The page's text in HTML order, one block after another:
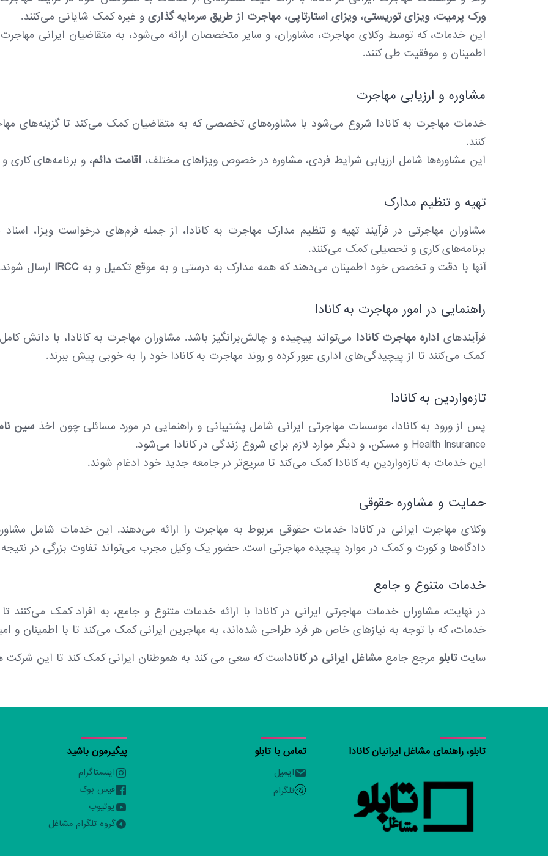
s
p
i
n
a
o
ورک پرمیت، ویزای توریستی، ویزای استارتاپی، مهاجرت از طریق سرمایه گذاری و غیره کمک شایانی می‌کنند.
این خدمات، که توسط وکلای مهاجرت، مشاوران، و سایر متخصصان ارائه می‌شود، به متقاضیان ایرانی
اطمینان و موفقیت طی کنند.
مشاوره و ارزیابی مهاجرت
خدمات مهاجرت به کانادا شروع می‌شود با مشاوره‌های تخصصی که به متقاضیان کمک می‌کند تا گزینه‌های
کنند.
این مشاوره‌ها شامل ارزیابی شرایط فردی، مشاوره در خصوص ویزاهای مختلف، اقامت دائم، و برنامه‌های
تهیه و تنظیم مدارک
مشاوران مهاجرتی در فرآیند تهیه و تنظیم مدارک مهاجرت به کانادا، از جمله فرم‌های درخواست ویزا،
برنامه‌های کاری و تحصیلی کمک می‌کنند.
آنها با دقت و تخصص خود اطمینان می‌دهند که همه مدارک به درستی و به موقع تکمیل و به IRCC ارسال
راهنمایی در امور مهاجرت به کانادا
فرآیندهایاداره مهاجرت کانادا می‌تواند پیچیده و چالش‌برانگیز باشد. مشاوران مهاجرت به کانادا، با دانش
کمک می‌کنند تا از پیچیدگی‌های اداری عبور کرده و روند مهاجرت به کانادا خود را به خوبی پیش ببرند.
تازه‌واردین به کانادا
پس از ورود به کانادا، موسسات مهاجرتی ایرانی شامل پشتیبانی و راهنمایی در مورد مسائلی چون اخذسین
Health Insurance و مسکن، و دیگر موارد لازم برای شروع زندگی در کانادا می‌شود.
این خدمات به تازه‌واردین به کانادا کمک می‌کند تا سریع‌تر در جامعه جدید خود ادغام شوند.
حمایت و مشاوره حقوقی
وکلای مهاجرت ایرانی در کانادا خدمات حقوقی مربوط به مهاجرت را ارائه می‌دهند. این خدمات شامل
دادگاه‌ها و کورت و کمک در موارد پیچیده مهاجرتی است. حضور یک وکیل مجرب می‌تواند تفاوت بزرگی در نتیجه
خدمات متنوع و جامع
در نهایت، مشاوران خدمات مهاجرتی ایرانی در کانادا با ارائه خدمات متنوع و جامع، به افراد کمک می‌کنند
خدمات، که با توجه به نیازهای خاص هر فرد طراحی شده‌اند، به مهاجرین ایرانی کمک می‌کند تا با اطمینان و امید
سایتتابلو مرجع جامع مشاغل ایرانی در کاناداست که سعی می کند به هموطنان ایرانی کمک کند تا این شرکت
پیگیرمون باشید
اینستاگرام
فیس بوک
یوتیوب
گروه تلگرام مشاغل
تماس با تابلو
ایمیل
تلگرام
تابلو، راهنمای مشاغل ایرانیان کانادا